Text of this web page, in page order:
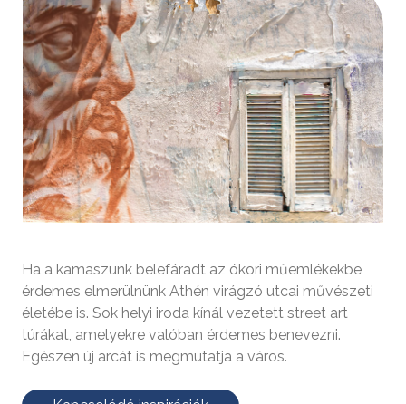
Ha a kamaszunk belefáradt az ókori műemlékekbe
érdemes elmerülnünk Athén virágzó utcai művészeti
életébe is. Sok helyi iroda kínál vezetett street art
túrákat, amelyekre valóban érdemes benevezni.
Egészen új arcát is megmutatja a város.